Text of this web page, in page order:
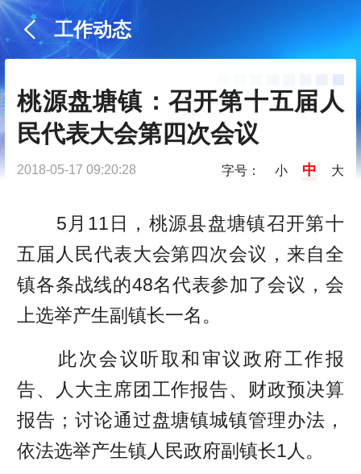
工作动态
桃源盘塘镇：召开第十五届人
民代表大会第四次会议
2018-05-17 09:20:28 字号： 小 中 大
5月11日，桃源县盘塘镇召开第十
五届人民代表大会第四次会议，来自全
镇各条战线的48名代表参加了会议，会
上选举产生副镇长一名。
此次会议听取和审议政府工作报
告、人大主席团工作报告、财政预决算
报告；讨论通过盘塘镇城镇管理办法，
依法选举产生镇人民政府副镇长1人。